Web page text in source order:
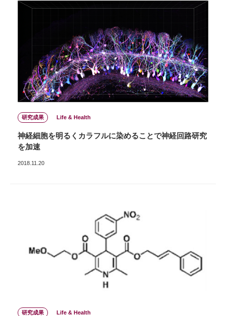
研究成果 Life & Health
神経細胞を明るくカラフルに染めることで神経回路研究
を加速
2018.11.20
研究成果 Life & Health